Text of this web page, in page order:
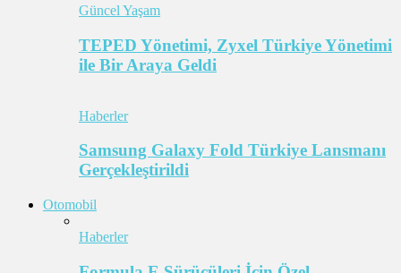
Güncel Yaşam
TEPED Yönetimi, Zyxel Türkiye Yönetimi
ile Bir Araya Geldi
Haberler
Samsung Galaxy Fold Türkiye Lansmanı
Gerçekleştirildi
Otomobil
Haberler